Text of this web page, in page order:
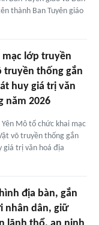
thành Ban Tuyên giáo
mạc lớp truyền
truyền thống gắn
huy giá trị văn
năm 2026
Mô tổ chức khai mạc
võ truyền thống gắn
giá trị văn hoá địa
địa bàn, gắn
nhân dân, giữ